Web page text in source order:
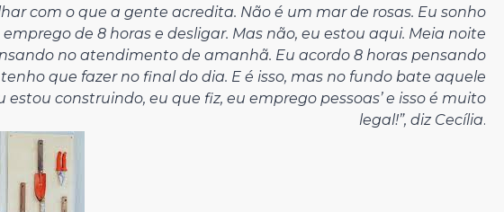
com o que a gente acredita. Não é um mar de rosas. Eu sonho
de 8 horas e desligar. Mas não, eu estou aqui. Meia noite
no atendimento de amanhã. Eu acordo 8 horas pensando
que fazer no final do dia. E é isso, mas no fundo bate aquele
estou construindo, eu que fiz, eu emprego pessoas’ e isso é muito
legal!”, diz Cecília.